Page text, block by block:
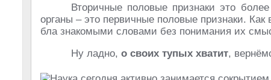
Вторичные половые признаки это
органы – это первичные половые признаки.
бла знакомыми словами без понимания их
Ну ладно, о своих тупых хватит,